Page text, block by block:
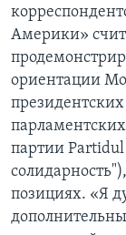
Америки»
ориентации
партии
позициях. «Я